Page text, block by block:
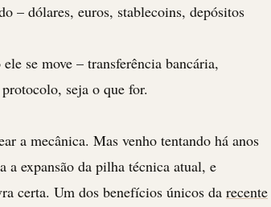
– dólares, euros, stablecoins, depósitos
se move – transferência bancária,
seja o que for.
a mecânica. Mas venho tentando há anos
a expansão da pilha técnica atual, e
certa. Um dos benefícios únicos da recente